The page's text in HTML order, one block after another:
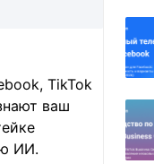
TikTok
ваш
ИИ.